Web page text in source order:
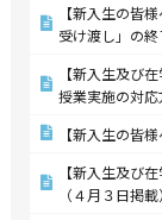
【新入生の皆
受け渡し」の終
【新入生及び
授業実施の対応
【新入生の皆
【新入生及び
（４月３日掲載）